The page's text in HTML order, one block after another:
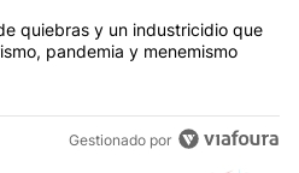
el título "Récord histórico de
quiebras y un industricidio que
pandemia y menemismo
Gestionado por